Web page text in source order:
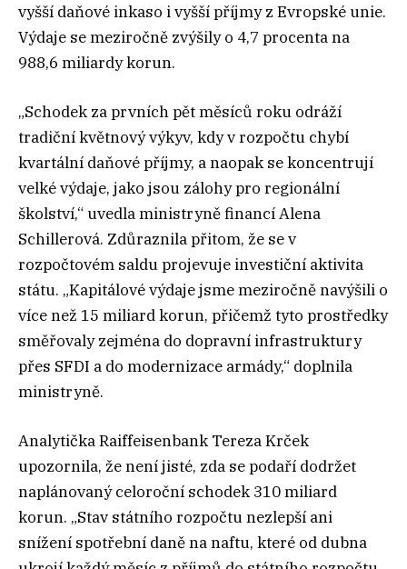
vyšší daňové inkaso i vyšší příjmy z Evropské unie.
Výdaje se meziročně zvýšily o 4,7 procenta na
988,6 miliardy korun.
„Schodek za prvních pět měsíců roku odráží
tradiční květnový výkyv, kdy v rozpočtu chybí
kvartální daňové příjmy, a naopak se koncentrují
velké výdaje, jako jsou zálohy pro regionální
školství,“ uvedla ministryně financí Alena
Schillerová. Zdůraznila přitom, že se v
rozpočtovém saldu projevuje investiční aktivita
státu. „Kapitálové výdaje jsme meziročně navýšili o
více než 15 miliard korun, přičemž tyto prostředky
směřovaly zejména do dopravní infrastruktury
přes SFDI a do modernizace armády,“ doplnila
ministryně.
Analytička Raiffeisenbank Tereza Krček
upozornila, že není jisté, zda se podaří dodržet
naplánovaný celoroční schodek 310 miliard
korun. „Stav státního rozpočtu nezlepší ani
snížení spotřební daně na naftu, které od dubna